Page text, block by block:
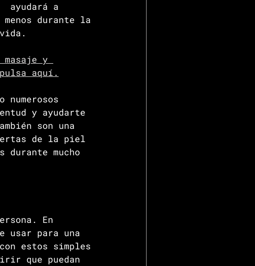
ayudará a
durante la
y
aquí.
y ayudarte
son una
de la piel
mucho
En
usar para una
estos simples
que puedan